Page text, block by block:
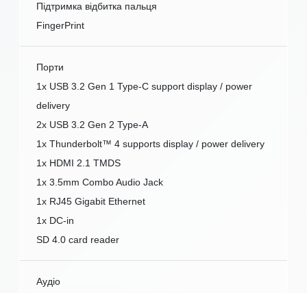
Підтримка відбитка пальця
FingerPrint
Порти
1x USB 3.2 Gen 1 Type-C support display / power
delivery
2x USB 3.2 Gen 2 Type-A
1x Thunderbolt™ 4 supports display / power delivery
1x HDMI 2.1 TMDS
1x 3.5mm Combo Audio Jack
1x RJ45 Gigabit Ethernet
1x DC-in
SD 4.0 card reader
Аудіо